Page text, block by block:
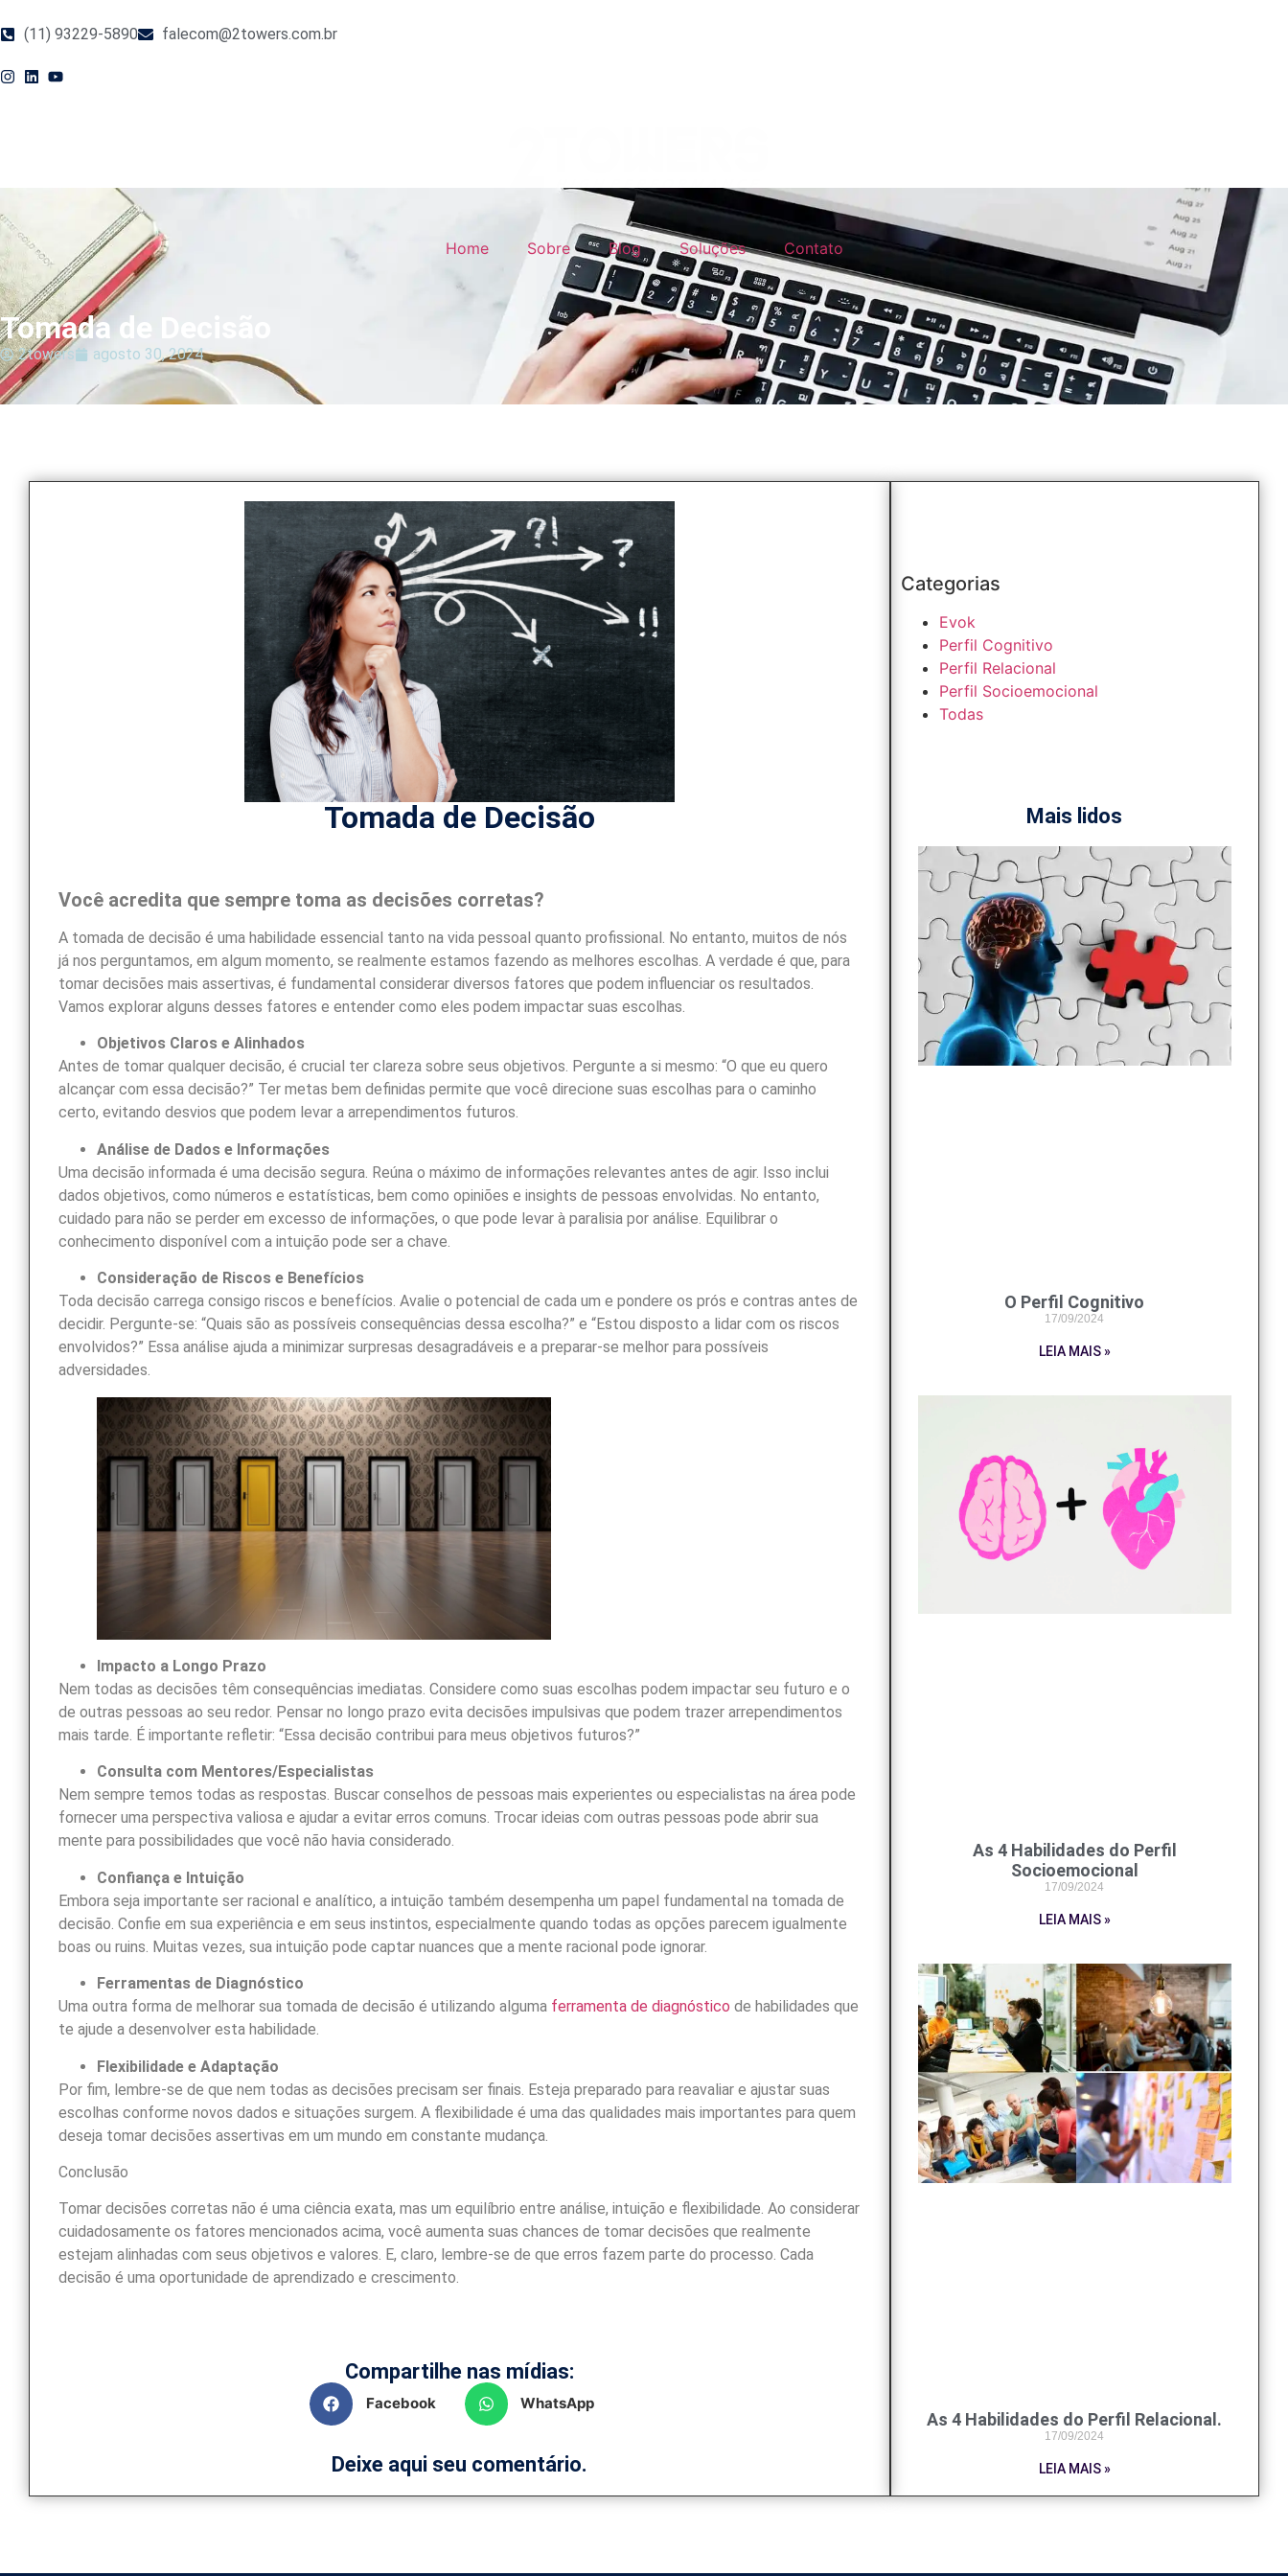
(11) 93229-5890 falecom@2towers.com.br
Home Sobre Blog Soluções Contato
Tomada de Decisão
2towers agosto 30, 2024
Tomada de Decisão
Você acredita que sempre toma as decisões corretas?
A tomada de decisão é uma habilidade essencial tanto na vida pessoal quanto profissional. No entanto, muitos de nós
já nos perguntamos, em algum momento, se realmente estamos fazendo as melhores escolhas. A verdade é que, para
tomar decisões mais assertivas, é fundamental considerar diversos fatores que podem influenciar os resultados.
Vamos explorar alguns desses fatores e entender como eles podem impactar suas escolhas.
Objetivos Claros e Alinhados
Antes de tomar qualquer decisão, é crucial ter clareza sobre seus objetivos. Pergunte a si mesmo: “O que eu quero
alcançar com essa decisão?” Ter metas bem definidas permite que você direcione suas escolhas para o caminho
certo, evitando desvios que podem levar a arrependimentos futuros.
Análise de Dados e Informações
Uma decisão informada é uma decisão segura. Reúna o máximo de informações relevantes antes de agir. Isso inclui
dados objetivos, como números e estatísticas, bem como opiniões e insights de pessoas envolvidas. No entanto,
cuidado para não se perder em excesso de informações, o que pode levar à paralisia por análise. Equilibrar o
conhecimento disponível com a intuição pode ser a chave.
Consideração de Riscos e Benefícios
Toda decisão carrega consigo riscos e benefícios. Avalie o potencial de cada um e pondere os prós e contras antes de
decidir. Pergunte-se: “Quais são as possíveis consequências dessa escolha?” e “Estou disposto a lidar com os riscos
envolvidos?” Essa análise ajuda a minimizar surpresas desagradáveis e a preparar-se melhor para possíveis
adversidades.
Impacto a Longo Prazo
Nem todas as decisões têm consequências imediatas. Considere como suas escolhas podem impactar seu futuro e o
de outras pessoas ao seu redor. Pensar no longo prazo evita decisões impulsivas que podem trazer arrependimentos
mais tarde. É importante refletir: “Essa decisão contribui para meus objetivos futuros?”
Consulta com Mentores/Especialistas
Nem sempre temos todas as respostas. Buscar conselhos de pessoas mais experientes ou especialistas na área pode
fornecer uma perspectiva valiosa e ajudar a evitar erros comuns. Trocar ideias com outras pessoas pode abrir sua
mente para possibilidades que você não havia considerado.
Confiança e Intuição
Embora seja importante ser racional e analítico, a intuição também desempenha um papel fundamental na tomada de
decisão. Confie em sua experiência e em seus instintos, especialmente quando todas as opções parecem igualmente
boas ou ruins. Muitas vezes, sua intuição pode captar nuances que a mente racional pode ignorar.
Ferramentas de Diagnóstico
Uma outra forma de melhorar sua tomada de decisão é utilizando alguma ferramenta de diagnóstico de habilidades que
te ajude a desenvolver esta habilidade.
Flexibilidade e Adaptação
Por fim, lembre-se de que nem todas as decisões precisam ser finais. Esteja preparado para reavaliar e ajustar suas
escolhas conforme novos dados e situações surgem. A flexibilidade é uma das qualidades mais importantes para quem
deseja tomar decisões assertivas em um mundo em constante mudança.
Conclusão
Tomar decisões corretas não é uma ciência exata, mas um equilíbrio entre análise, intuição e flexibilidade. Ao considerar
cuidadosamente os fatores mencionados acima, você aumenta suas chances de tomar decisões que realmente
estejam alinhadas com seus objetivos e valores. E, claro, lembre-se de que erros fazem parte do processo. Cada
decisão é uma oportunidade de aprendizado e crescimento.
Compartilhe nas mídias:
Facebook WhatsApp
Deixe aqui seu comentário.
Categorias
Evok
Perfil Cognitivo
Perfil Relacional
Perfil Socioemocional
Todas
Mais lidos
O Perfil Cognitivo
17/09/2024
LEIA MAIS »
As 4 Habilidades do Perfil
Socioemocional
17/09/2024
LEIA MAIS »
As 4 Habilidades do Perfil Relacional.
17/09/2024
LEIA MAIS »